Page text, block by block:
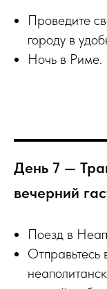
Проведите
городу в
Ночь в Риме.
День 7 —
вечерний
Поезд в
Отправьтесь